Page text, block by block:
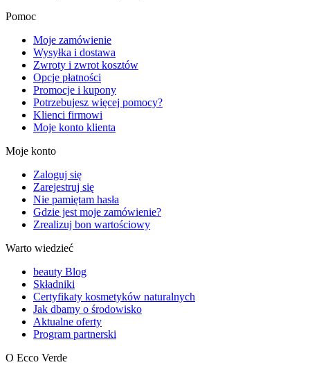
Pomoc
Moje zamówienie
Wysyłka i dostawa
Zwroty i zwrot kosztów
Opcje płatności
Promocje i kupony
Potrzebujesz więcej pomocy?
Klienci firmowi
Moje konto klienta
Moje konto
Zaloguj się
Zarejestruj się
Nie pamiętam hasła
Gdzie jest moje zamówienie?
Zrealizuj bon wartościowy
Warto wiedzieć
beauty Blog
Składniki
Certyfikaty kosmetyków naturalnych
Jak dbamy o środowisko
Aktualne oferty
Program partnerski
O Ecco Verde